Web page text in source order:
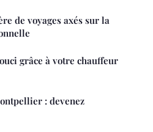
de voyages axés sur la
grâce à votre chauffeur
: devenez